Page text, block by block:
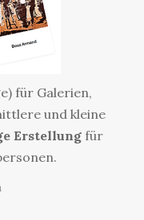
für Galerien,
und kleine
Erstellungfür